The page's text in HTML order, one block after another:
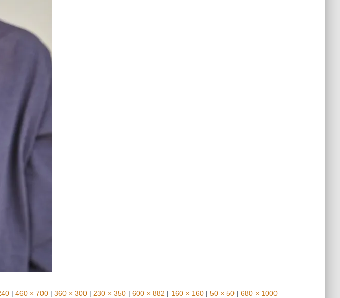
| 460 × 700 | 360 × 300 | 230 × 350 | 600 × 882 | 160 × 160 | 50 × 50 | 680 × 1000